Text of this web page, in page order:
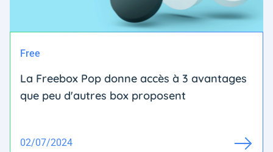
Free
La Freebox Pop donne accès à 3 avantages
que peu d'autres box proposent
02/07/2024